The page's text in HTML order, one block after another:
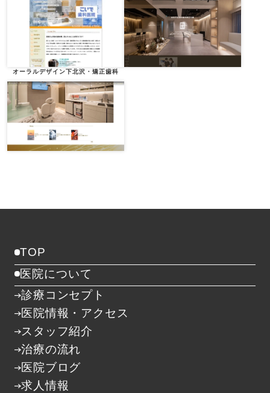
オーラルデザイン下北沢・矯正歯科
TOP
医院について
診療コンセプト
医院情報・アクセス
スタッフ紹介
治療の流れ
医院ブログ
求人情報